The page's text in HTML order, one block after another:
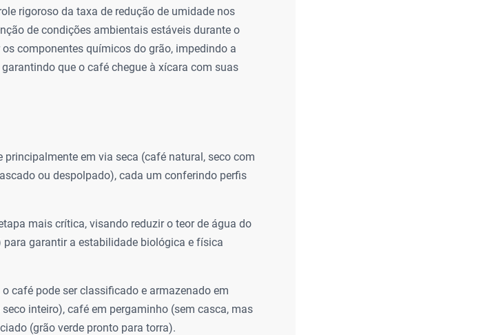
rigoroso da taxa de redução de umidade nos
de condições ambientais estáveis durante o
componentes químicos do grão, impedindo a
que o café chegue à xícara com suas
principalmente em via seca (café natural, seco com
ou despolpado), cada um conferindo perfis
mais crítica, visando reduzir o teor de água do
para garantir a estabilidade biológica e física
o café pode ser classificado e armazenado em
inteiro), café em pergaminho (sem casca, mas
(grão verde pronto para torra).